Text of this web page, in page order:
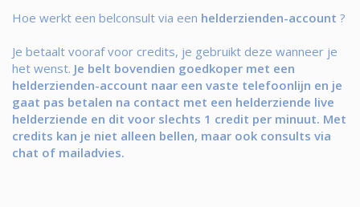
Hoe werkt een belconsult via een helderzienden-account ?
Je betaalt vooraf voor credits, je gebruikt deze wanneer je
het wenst. Je belt bovendien goedkoper met een
helderzienden-account naar een vaste telefoonlijn en je
gaat pas betalen na contact met een helderziende live
helderziende en dit voor slechts 1 credit per minuut. Met
credits kan je niet alleen bellen, maar ook consults via
chat of mailadvies.